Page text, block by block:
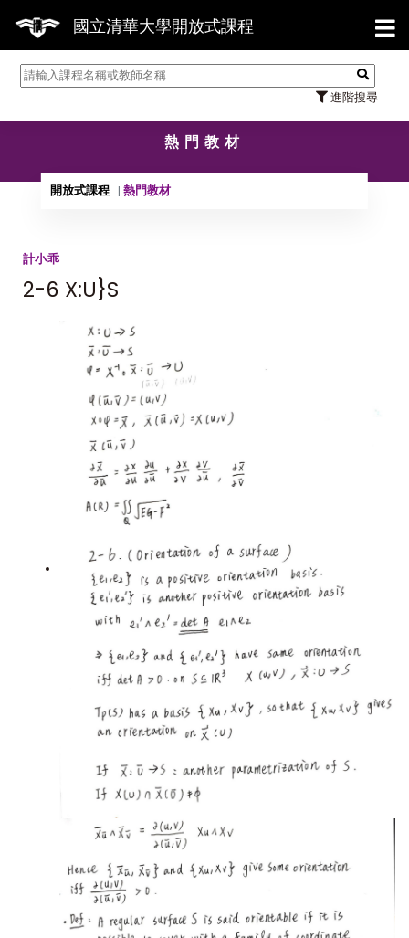
國立清華大學開放式課程
進階搜尋
【
熱門教材
開放式課程 熱門教材
計小乖
2-6 X:U}S